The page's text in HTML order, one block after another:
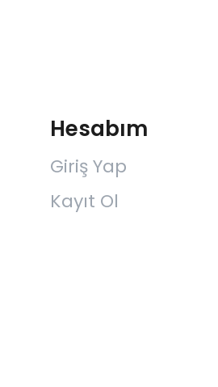
Hesabım
Giriş Yap
Kayıt Ol